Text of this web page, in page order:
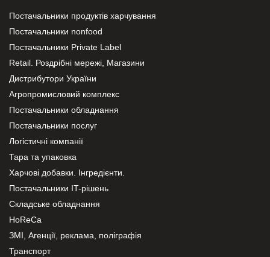
Постачальники продуктів харчування
Постачальники nonfood
Постачальники Private Label
Retail. Роздрібні мережі, Магазини
Дистрибутори України
Агропромисловий комплекс
Постачальники обладнання
Постачальники послуг
Логістичні компанії
Тара та упаковка
Харчові добавки. Інгредієнти.
Постачальники IT-рішень
Складське обладнання
HoReCa
ЗМІ, Агенції, реклама, поліграфія
Транспорт